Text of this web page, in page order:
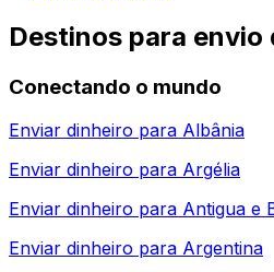
Destinos para envio
Conectando o mundo
Enviar dinheiro para Albânia
Enviar dinheiro para Argélia
Enviar dinheiro para Antigua e
Enviar dinheiro para Argentina